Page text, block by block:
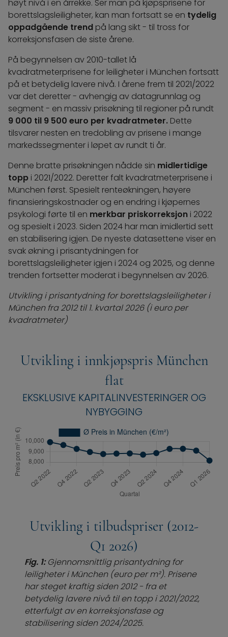
høyt nivå i en årrekke. Ser man på kjøpsprisene for
borettslagsleiligheter, kan man fortsatt se en tydelig
oppadgående trend på lang sikt - til tross for
korreksjonsfasen de siste årene.
På begynnelsen av 2010-tallet lå
kvadratmeterprisene for leiligheter i München fortsatt
på et betydelig lavere nivå. I årene frem til 2021/2022
var det deretter - avhengig av datagrunnlag og
segment - en massiv prisøkning til regioner på rundt
9 000 til 9 500 euro per kvadratmeter. Dette
tilsvarer nesten en tredobling av prisene i mange
markedssegmenter i løpet av rundt ti år.
Denne bratte prisøkningen nådde sin midlertidige
topp i 2021/2022. Deretter falt kvadratmeterprisene i
München først. Spesielt renteøkningen, høyere
finansieringskostnader og en endring i kjøpernes
psykologi førte til en merkbar priskorreksjon i 2022
og spesielt i 2023. Siden 2024 har man imidlertid sett
en stabilisering igjen. De nyeste datasettene viser en
svak økning i prisantydningen for
borettslagsleiligheter igjen i 2024 og 2025, og denne
trenden fortsetter moderat i begynnelsen av 2026.
Utvikling i prisantydning for borettslagsleiligheter i
München fra 2012 til 1. kvartal 2026 (i euro per
kvadratmeter)
Utvikling i innkjøpspris München
flat
EKSKLUSIVE KAPITALINVESTERINGER OG
NYBYGGING
Utvikling i tilbudspriser (2012-
Q1 2026)
Fig. 1:Gjennomsnittlig prisantydning for
leiligheter i München (euro per m²). Prisene
har steget kraftig siden 2012 - fra et
betydelig lavere nivå til en topp i 2021/2022,
etterfulgt av en korreksjonsfase og
stabilisering siden 2024/2025.